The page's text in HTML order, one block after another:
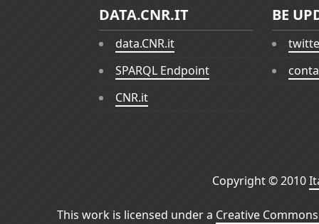
DATA.CNR.IT
data.CNR.it
SPARQL Endpoint
CNR.it
BE
Copyright © 2010
This work is licensed under a Creative